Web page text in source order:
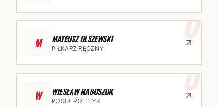
02
M MATEUSZ OLSZEWSKI
PIŁKARZ RĘCZNY
03
W WIESŁAW RABOSZUK
POSEŁ POLITYK